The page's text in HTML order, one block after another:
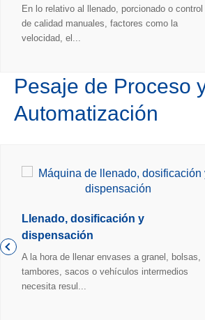
En lo relativo al llenado, porcionado o control
de calidad manuales, factores como la
velocidad, el...
Pesaje de Proceso
Automatización
Llenado, dosificación y
dispensación
A la hora de llenar envases a granel, bolsas,
tambores, sacos o vehículos intermedios
necesita resul...